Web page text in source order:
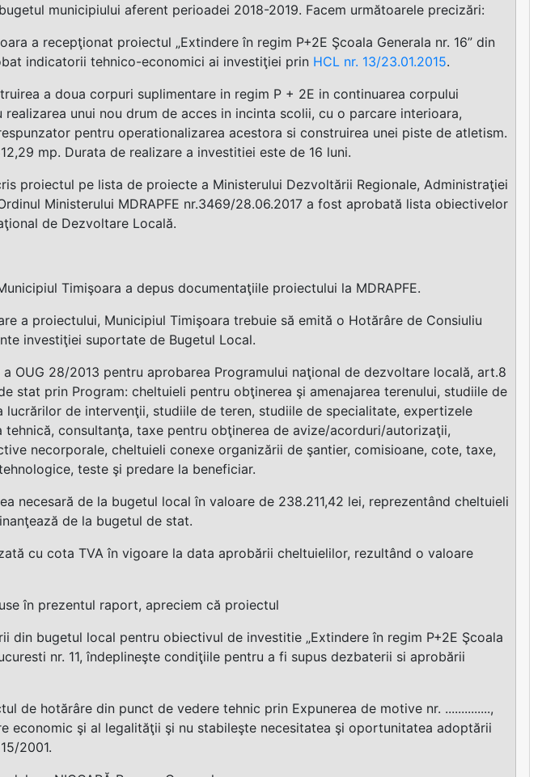
municipiului aferent perioadei 2018-2019. Facem următoarele precizări:
a recepţionat proiectul „Extindere în regim P+2E Şcoala Generala nr. 16” din
indicatorii tehnico-economici ai investiţiei prin HCL nr. 13/23.01.2015.
a doua corpuri suplimentare in regim P + 2E in continuarea corpului
realizarea unui nou drum de acces in incinta scolii, cu o parcare interioara,
pentru operationalizarea acestora si construirea unei piste de atletism.
mp. Durata de realizare a investitiei este de 16 luni.
proiectul pe lista de proiecte a Ministerului Dezvoltării Regionale, Administraţiei
Ministerului MDRAPFE nr.3469/28.06.2017 a fost aprobată lista obiectivelor
de Dezvoltare Locală.
Timişoara a depus documentaţiile proiectului la MDRAPFE.
a proiectului, Municipiul Timişoara trebuie să emită o Hotărâre de Consiuliu
investiţiei suportate de Bugetul Local.
OUG 28/2013 pentru aprobarea Programului naţional de dezvoltare locală, art.8
stat prin Program: cheltuieli pentru obţinerea şi amenajarea terenului, studiile de
de intervenţii, studiile de teren, studiile de specialitate, expertizele
consultanţa, taxe pentru obţinerea de avize/acorduri/autorizaţii,
necorporale, cheltuieli conexe organizării de şantier, comisioane, cote, taxe,
teste şi predare la beneficiar.
necesară de la bugetul local în valoare de 238.211,42 lei, reprezentând cheltuieli
de la bugetul de stat.
cu cota TVA în vigoare la data aprobării cheltuielilor, rezultând o valoare
în prezentul raport, apreciem că proiectul
din bugetul local pentru obiectivul de investitie „Extindere în regim P+2E Şcoala
nr. 11, îndeplineşte condiţiile pentru a fi supus dezbaterii si aprobării
de hotărâre din punct de vedere tehnic prin Expunerea de motive nr. ..............,
economic şi al legalităţii şi nu stabileşte necesitatea şi oportunitatea adoptării
2001.